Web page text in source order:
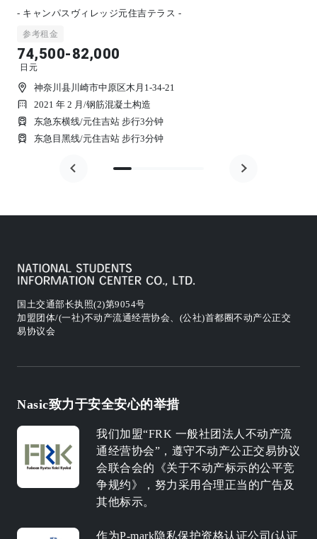
- キャンパスヴィレッジ元住吉テラス -
参考租金
74,500-82,000
日元
神奈川县川崎市中原区木月1-34-21
2021 年 2 月 /钢筋混凝土构造
东急东横线/元住吉站 步行3分钟
东急目黑线/元住吉站 步行3分钟
国土交通部长执照(2)第9054号
加盟团体/(一社)不动产流通经营协会、(公社)首都圈不动产公正交
易协议会
Nasic致力于安全安心的举措
我们加盟“FRK 一般社团法人不动产流
通经营协会”，遵守不动产公正交易协议
会联合会的《关于不动产标示的公平竞
争规约》，努力采用合理正当的广告及
其他标示。
作为P-mark隐私保护资格认证公司(认证